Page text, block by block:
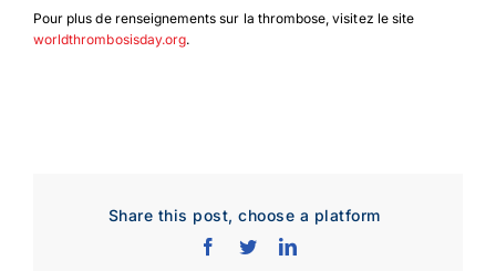
Pour plus de renseignements sur la thrombose, visitez le site
worldthrombosisday.org.
Share this post, choose a platform